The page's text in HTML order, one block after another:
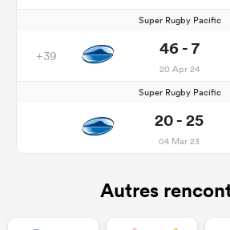
Super Rugby Pacific
+39 46 - 7
20 Apr 24
Super Rugby Pacific
20 - 25
04 Mar 23
Autres